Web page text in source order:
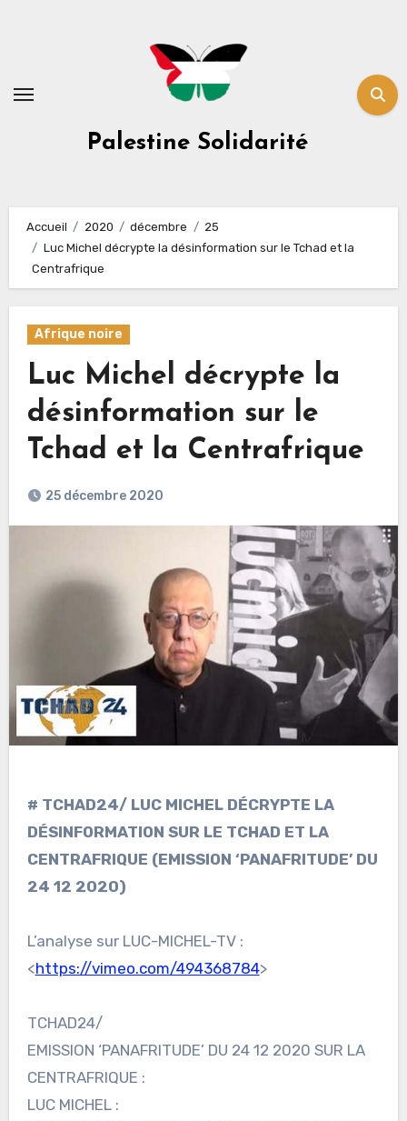
Palestine Solidarité
Accueil 2020 décembre
25
Luc Michel décrypte la désinformation sur le Tchad et la
Centrafrique
Afrique noire
Luc Michel décrypte la
désinformation sur le
Tchad et la Centrafrique
25 décembre 2020
# TCHAD24/ LUC MICHEL DÉCRYPTE LA
DÉSINFORMATION SUR LE TCHAD ET LA
CENTRAFRIQUE (EMISSION ‘PANAFRITUDE’ DU
24 12 2020)
L’analyse sur LUC-MICHEL-TV :
<https://vimeo.com/494368784>
TCHAD24/
EMISSION ‘PANAFRITUDE’ DU 24 12 2020 SUR LA
CENTRAFRIQUE :
LUC MICHEL :